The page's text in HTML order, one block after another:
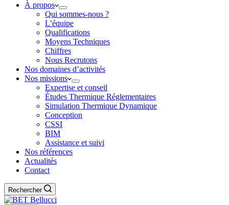
À propos
Qui sommes-nous ?
L’équipe
Qualifications
Moyens Techniques
Chiffres
Nous Recrutons
Nos domaines d’activités
Nos missions
Expertise et conseil
Études Thermique Réglementaires
Simulation Thermique Dynamique
Conception
CSSI
BIM
Assistance et suivi
Nos références
Actualités
Contact
Rechercher